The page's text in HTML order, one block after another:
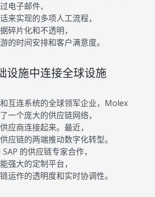
电子邮件、
来实现的多项人工流程，
碎片化和不透明，
的时间安排和客户满意度。
设施中连接全球设施
互连系统的全球领军企业，Molex
一个庞大的供应链网络，
应商连接起来。最近，
应链的两端推动数字化转型。
的供应链专家合作，
强大的定制平台，
运作的透明度和实时协调性。